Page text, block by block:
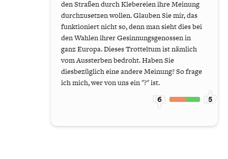
den Straßen durch Klebereien ihre Meinung
durchzusetzen wollen. Glauben Sie mir, das
funktioniert nicht so, denn man sieht dies bei
den Wahlen ihrer Gesinnungsgenossen in
ganz Europa. Dieses Trotteltum ist nämlich
vom Aussterben bedroht. Haben Sie
diesbezüglich eine andere Meinung? So frage
ich mich, wer von uns ein "?" ist.
6 5